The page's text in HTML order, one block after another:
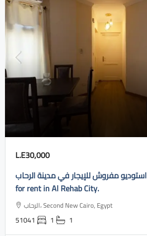
L.E30,000
استوديو مفروش للإيجار في مدينة الرحاب Furnished studio
for rent in Al Rehab City.
الرحاب، Second New Cairo, Egypt
51041 1 1